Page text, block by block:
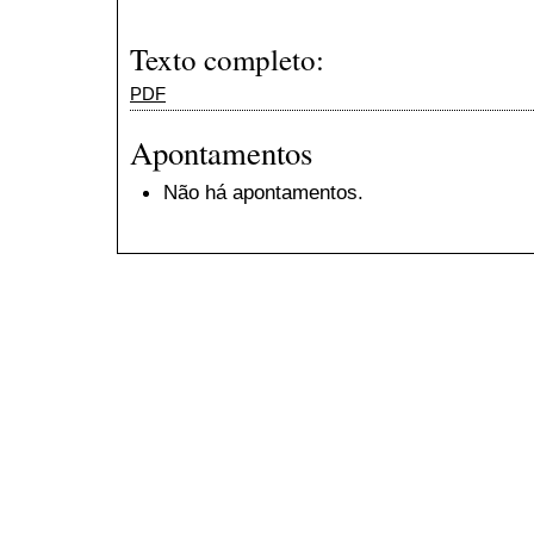
Texto completo:
PDF
Apontamentos
Não há apontamentos.